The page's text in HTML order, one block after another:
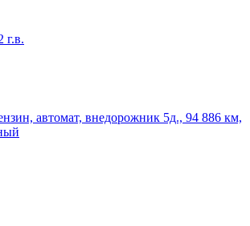
г.в.
автомат, внедорожник 5д., 94 886 км,